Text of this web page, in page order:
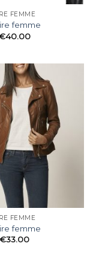
FEMME
femme
40.00
FEMME
femme
€33.00